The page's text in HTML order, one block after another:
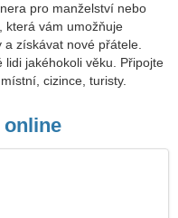
pro manželství nebo
která vám umožňuje
získávat nové přátele.
jakéhokoli věku. Připojte
cizince, turisty.
online